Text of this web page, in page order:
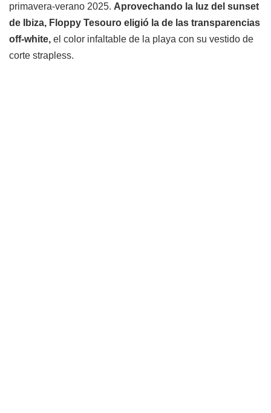
primavera-verano 2025. Aprovechando la luz del sunset
de Ibiza, Floppy Tesouro eligió la de las transparencias
off-white, el color infaltable de la playa con su vestido de
corte strapless.